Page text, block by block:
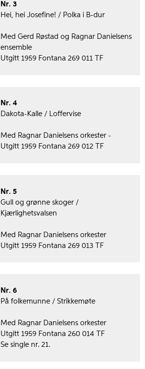
Nr. 3
Hei, hei Josefine! / Polka i B-dur
Med Gerd Røstad og Ragnar Danielsens
ensemble
Utgitt 1959 Fontana 269 011 TF
Nr. 4
Dakota-Kalle / Loffervise
Med Ragnar Danielsens orkester -
Utgitt 1959 Fontana 269 012 TF
Nr. 5
Gull og grønne skoger /
Kjærlighetsvalsen
Med Ragnar Danielsens orkester
Utgitt 1959 Fontana 269 013 TF
Nr. 6
På folkemunne / Strikkemøte
Med Ragnar Danielsens orkester
Utgitt 1959 Fontana 260 014 TF
Se single nr. 21.